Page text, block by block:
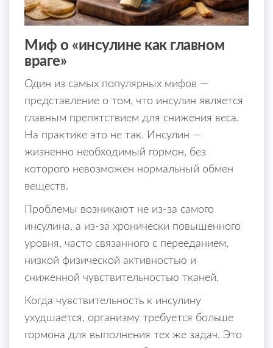
Миф о «инсулине как главном
враге»
Один из самых популярных мифов —
представление о том, что инсулин является
главным препятствием для снижения веса.
На практике это не так. Инсулин —
жизненно необходимый гормон, без
которого невозможен нормальный обмен
веществ.
Проблемы возникают не из-за самого
инсулина, а из-за хронически повышенного
уровня, часто связанного с перееданием,
низкой физической активностью и
сниженной чувствительностью тканей.
Когда чувствительность к инсулину
ухудшается, организму требуется больше
гормона для выполнения тех же задач. Это